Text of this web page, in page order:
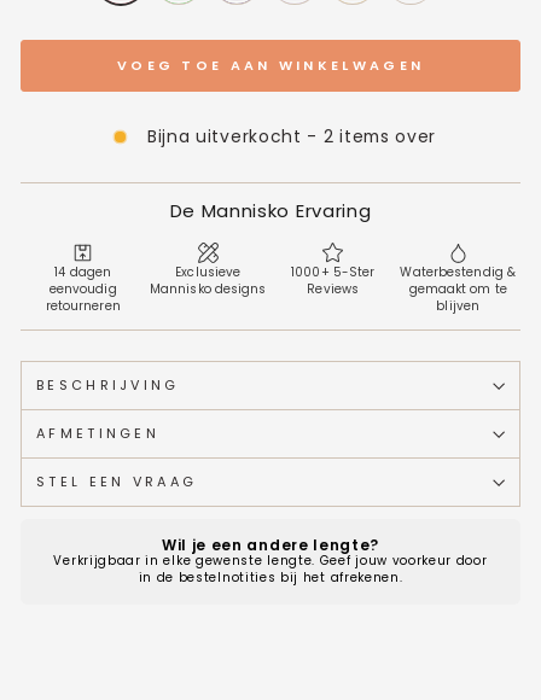
VOEG TOE AAN WINKELWAGEN
Bijna uitverkocht - 2 items over
De Mannisko Ervaring
14 dagen
eenvoudig
retourneren
Exclusieve
Mannisko designs
1000+ 5-Ster
Reviews
Waterbestendig &
gemaakt om te
blijven
BESCHRIJVING
AFMETINGEN
STEL EEN VRAAG
Wil je een andere lengte?
Verkrijgbaar in elke gewenste lengte. Geef jouw voorkeur door
in de bestelnotities bij het afrekenen.